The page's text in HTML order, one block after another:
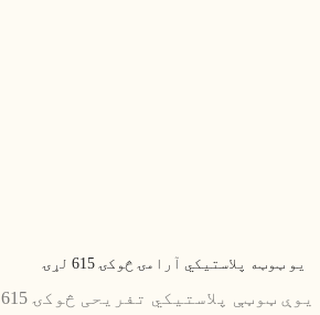
یو ټوټه پلاستيکي آرامۍ څوکۍ 615 لړۍ
د یوې ټوټې پلاستيکي تفریحی څوکۍ 615